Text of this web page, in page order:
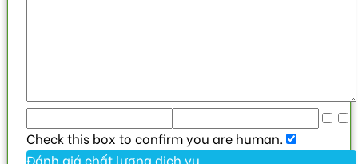
Check this box to confirm you are human.